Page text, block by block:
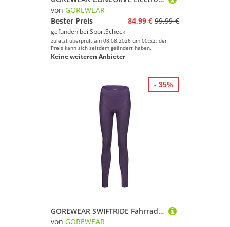
von GOREWEAR
Bester Preis
84,99 € 99,99 €
gefunden bei SportScheck
zuletzt überprüft am 08.08.2026 um 00:52; der
Preis kann sich seitdem geändert haben.
Keine weiteren Anbieter
GOREWEAR SWIFTRIDE Fahrradtights Damen
von GOREWEAR
- 35%